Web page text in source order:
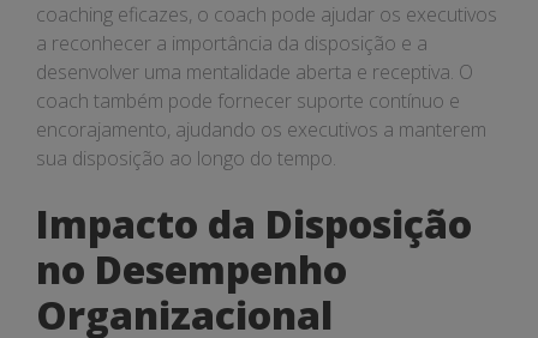
coaching eficazes, o coach pode ajudar os executivos
a reconhecer a importância da disposição e a
desenvolver uma mentalidade aberta e receptiva. O
coach também pode fornecer suporte contínuo e
encorajamento, ajudando os executivos a manterem
sua disposição ao longo do tempo.
Impacto da Disposição
no Desempenho
Organizacional